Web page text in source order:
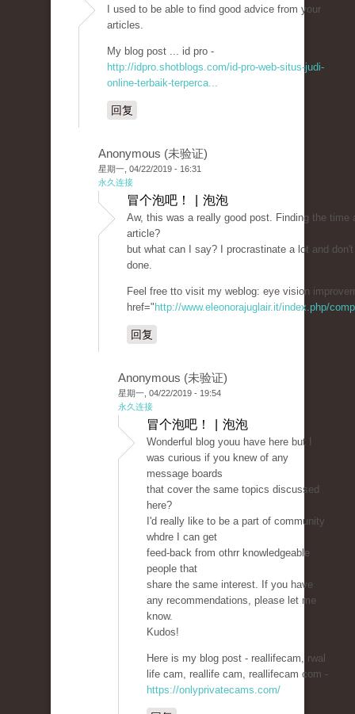
I used to be able to find good advice from your
articles.
My blog post ... id pro -
http://idpro.shotblogs.com/id-pro-web-situs-judi-
online-terbaik-terperca...
回复
Anonymous (未验证)
星期一, 04/22/2019 - 16:31
永久连接
冒个泡吧！ | 泡泡
Aw, this was a really good post. Finding the
article?
but what can I say? I procrastinate a lot and
done.
Feel free tto visit my weblog: eye vision
href=" http://www.eleonorajuglair.it/index.php/
回复
Anonymous (未验证)
星期一, 04/22/2019 - 19:54
永久连接
冒个泡吧！ | 泡泡
Wonderful blog youu have here but I
was curious if you knew of any
message boards
that cover the same topics discussed
here?
I'd really like to be a part of community
whdre I can get
feed-back from othrr knowledgeable
people that
share the same interest. If you have
any recommendations, please let me
know.
Kudos!
Here is my blog post - reallifecam, rwal
life cam, reallife cam, reallifecam com -
https://onlyprivatecams.com/